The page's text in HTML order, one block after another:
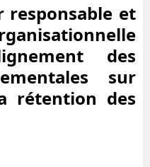
responsable et
des
sur
rétention des